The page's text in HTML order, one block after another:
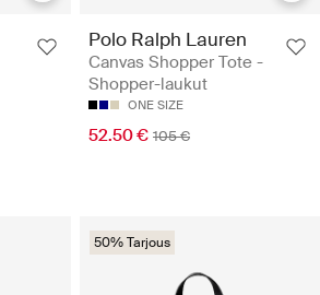
Polo Ralph Lauren
Canvas Shopper Tote -
Shopper-laukut
ONE SIZE
52.50 € 105 €
50% Tarjous